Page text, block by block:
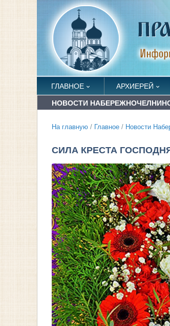
ГЛАВНОЕ АРХИЕРЕЙ
НОВОСТИ
На главную / Главное / Новости
СИЛА КРЕСТА